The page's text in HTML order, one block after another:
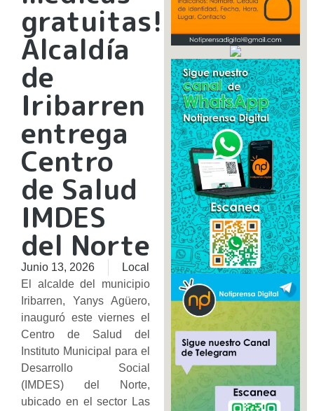
gratuitas!
Alcaldía
de
Iribarren
entrega
Centro
de Salud
IMDES
del Norte
Junio 13, 2026
Local
El alcalde del municipio
Iribarren, Yanys Agüero,
inauguró este viernes el
Centro de Salud del
Instituto Municipal para el
Desarrollo Social
(IMDES) del Norte,
ubicado en el sector Las